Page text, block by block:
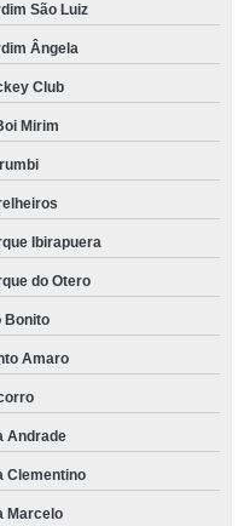
São Luiz
Ângela
Club
Mirim
Ibirapuera
do Otero
Bonito
Amaro
Andrade
Clementino
Marcelo